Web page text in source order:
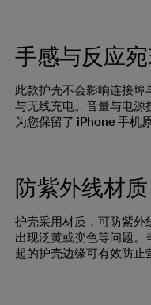
手感与反应
此款护壳不会影响连接埠
与无线充电。音量与电源
为您保留了 iPhone 手机
防紫外线材
护壳采用材质，可防紫外
出现泛黄或变色等问题
起的护壳边缘可有效防止